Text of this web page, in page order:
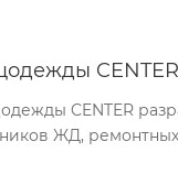
CENTER
CENTER
ЖД,